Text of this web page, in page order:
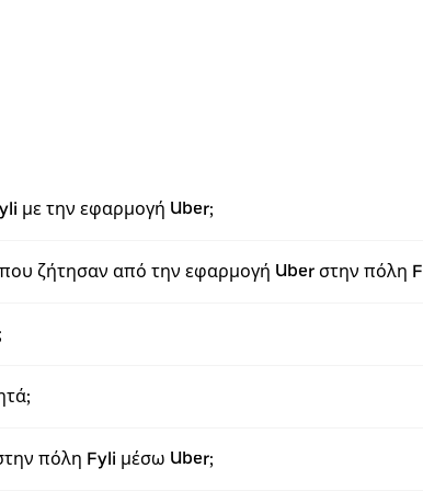
με την εφαρμογή Uber;
ζήτησαν από την εφαρμογή Uber στην πόλη
πόλη Fyli μέσω Uber;